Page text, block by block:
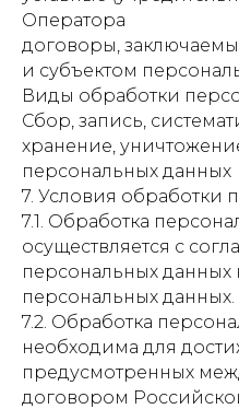
Оператора
договоры,
и субъектом
Виды обработки
Сбор, запись,
хранение,
персональных данных
7. Условия обработки
7.1. Обработка
осуществляется с
персональных данных
персональных данных.
7.2. Обработка
необходима для
предусмотренных
договором